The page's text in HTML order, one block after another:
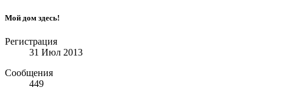
Мой дом здесь!
Регистрация
31 Июл 2013
Сообщения
449